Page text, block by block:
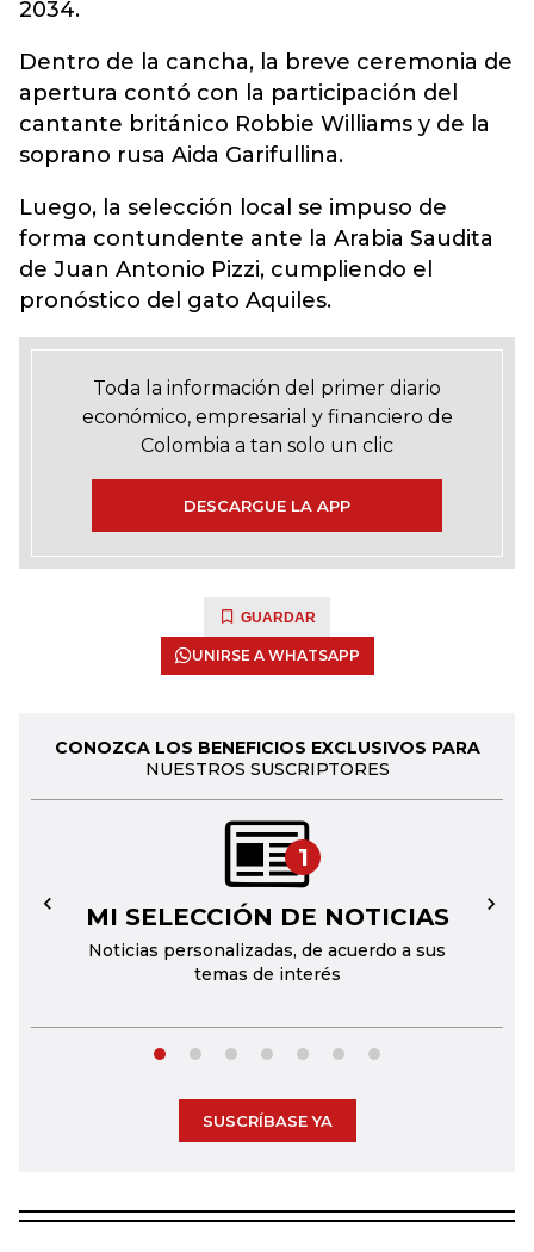
2034.
Dentro de la cancha, la breve ceremonia de
apertura contó con la participación del
cantante británico Robbie Williams y de la
soprano rusa Aida Garifullina.
Luego, la selección local se impuso de
forma contundente ante la Arabia Saudita
de Juan Antonio Pizzi, cumpliendo el
pronóstico del gato Aquiles.
Toda la información del primer diario
económico, empresarial y financiero de
Colombia a tan solo un clic
DESCARGUE LA APP
GUARDAR
UNIRSE A WHATSAPP
CONOZCA LOS BENEFICIOS EXCLUSIVOS PARA
NUESTROS SUSCRIPTORES
1
MI SELECCIÓN DE NOTICIAS
Noticias personalizadas, de acuerdo a sus
temas de interés
← →
SUSCRÍBASE YA